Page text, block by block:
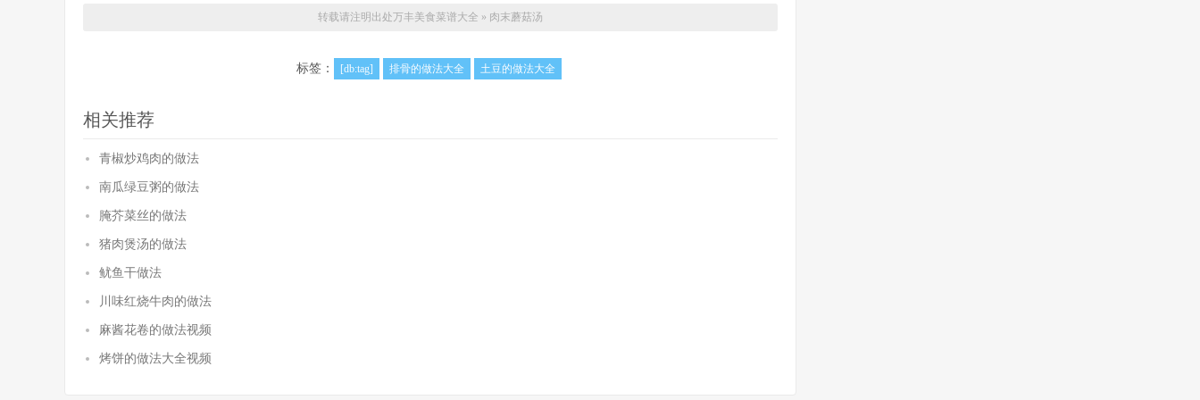
转载请注明出处万丰美食菜谱大全 » 肉末蘑菇汤
标签： [db:tag] 排骨的做法大全 土豆的做法大全
相关推荐
青椒炒鸡肉的做法
南瓜绿豆粥的做法
腌芥菜丝的做法
猪肉煲汤的做法
鱿鱼干做法
川味红烧牛肉的做法
麻酱花卷的做法视频
烤饼的做法大全视频